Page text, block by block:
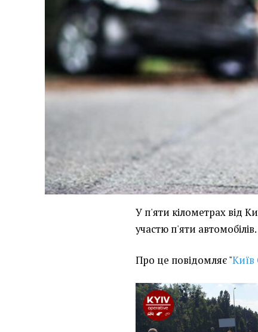
У п'яти кілометрах від
участю п'яти автомобілів.
Про це повідомляє "